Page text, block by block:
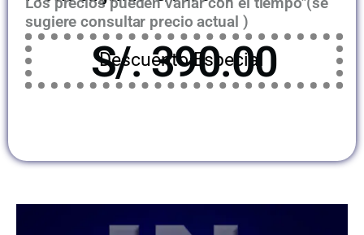
sugiere consultar precio actual )
Descuento Especial
S/. 390.00